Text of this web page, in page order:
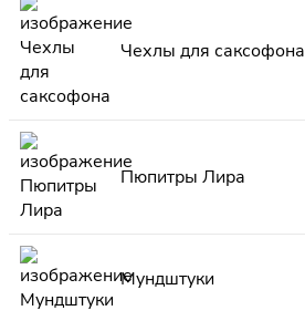
Чехлы для саксофона
Пюпитры Лира
Мундштуки